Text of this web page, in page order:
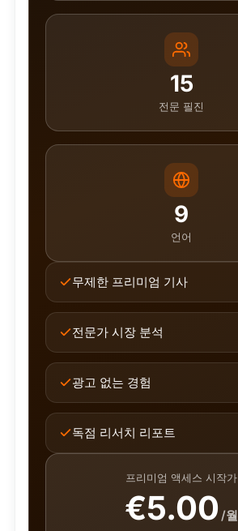
15
전문 필진
9
언어
무제한 프리미엄 기사
전문가 시장 분석
광고 없는 경험
독점 리서치 리포트
프리미엄 액세스 시작가
€5.00/월